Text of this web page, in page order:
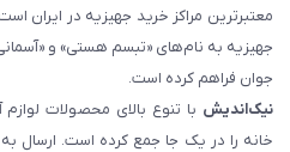
معتبرترین مراکز خرید جهیزیه در ایران
جهیزیه به نام‌های «تبسم هستی» و
جوان فراهم کرده است.
نیک‌اندیش با تنوع بالای محصولات
خانه را در یک جا جمع کرده است. ارسال